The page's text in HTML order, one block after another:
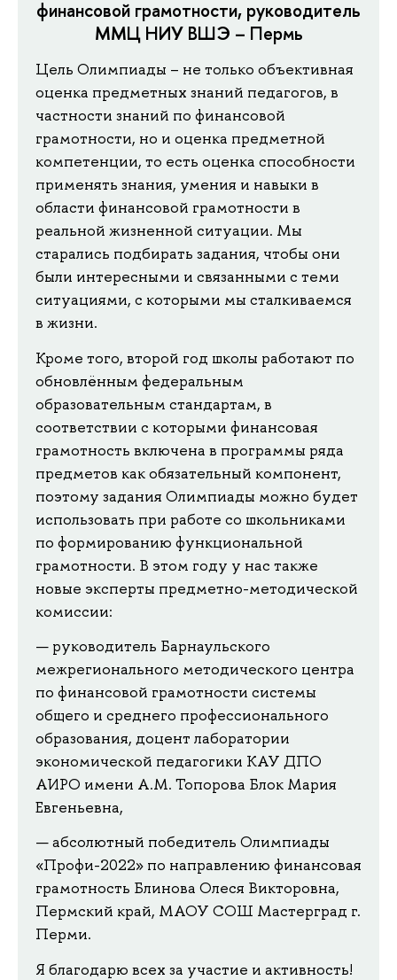
финансовой грамотности, руководитель
ММЦ НИУ ВШЭ – Пермь
Цель Олимпиады – не только объективная
оценка предметных знаний педагогов, в
частности знаний по финансовой
грамотности, но и оценка предметной
компетенции, то есть оценка способности
применять знания, умения и навыки в
области финансовой грамотности в
реальной жизненной ситуации. Мы
старались подбирать задания, чтобы они
были интересными и связанными с теми
ситуациями, с которыми мы сталкиваемся
в жизни.
Кроме того, второй год школы работают по
обновлённым федеральным
образовательным стандартам, в
соответствии с которыми финансовая
грамотность включена в программы ряда
предметов как обязательный компонент,
поэтому задания Олимпиады можно будет
использовать при работе со школьниками
по формированию функциональной
грамотности. В этом году у нас также
новые эксперты предметно-методической
комиссии:
руководитель Барнаульского
межрегионального методического центра
по финансовой грамотности системы
общего и среднего профессионального
образования, доцент лаборатории
экономической педагогики КАУ ДПО
АИРО имени А.М. Топорова Блок Мария
Евгеньевна,
абсолютный победитель Олимпиады
«Профи-2022» по направлению финансовая
грамотность Блинова Олеся Викторовна,
Пермский край, МАОУ СОШ Мастерград г.
Перми.
Я благодарю всех за участие и активность!